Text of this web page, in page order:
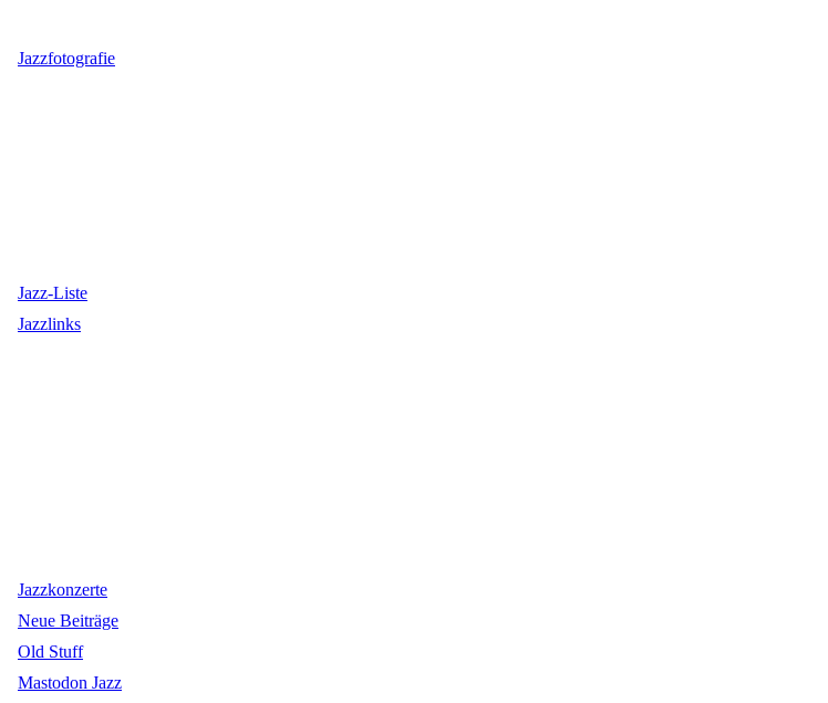
Jazzfotografie
Jazz-Liste
Jazzlinks
Jazzkonzerte
Neue Beiträge
Old Stuff
Mastodon Jazz